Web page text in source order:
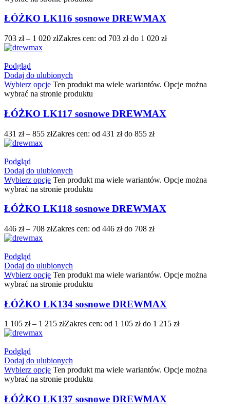
ŁÓŻKO LK116 sosnowe DREWMAX
703 zł – 1 020 złZakres cen: od 703 zł do 1 020 zł
Podgląd
Dodaj do ulubionych
Wybierz opcje Ten produkt ma wiele wariantów. Opcje można
wybrać na stronie produktu
ŁÓŻKO LK117 sosnowe DREWMAX
431 zł – 855 złZakres cen: od 431 zł do 855 zł
Podgląd
Dodaj do ulubionych
Wybierz opcje Ten produkt ma wiele wariantów. Opcje można
wybrać na stronie produktu
ŁÓŻKO LK118 sosnowe DREWMAX
446 zł – 708 złZakres cen: od 446 zł do 708 zł
Podgląd
Dodaj do ulubionych
Wybierz opcje Ten produkt ma wiele wariantów. Opcje można
wybrać na stronie produktu
ŁÓŻKO LK134 sosnowe DREWMAX
1 105 zł – 1 215 złZakres cen: od 1 105 zł do 1 215 zł
Podgląd
Dodaj do ulubionych
Wybierz opcje Ten produkt ma wiele wariantów. Opcje można
wybrać na stronie produktu
ŁÓŻKO LK137 sosnowe DREWMAX